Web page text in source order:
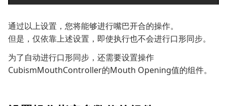
通过以上设置，您将能够进行嘴巴开合的操作。
但是，仅依靠上述设置，即使执行也不会进行口形同步。
为了自动进行口形同步，还需要设置操作
CubismMouthController的Mouth Opening值的组件。